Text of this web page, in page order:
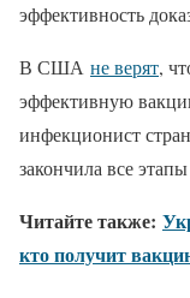
эффективность
В США не верят,
эффективную
инфекционист
закончила все
Читайте также:
кто получит